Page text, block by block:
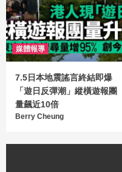
媒體報導
7.5日本地震謠言終結即爆
「遊日反彈潮」縱橫遊報團
量飆近10倍
Berry Cheung